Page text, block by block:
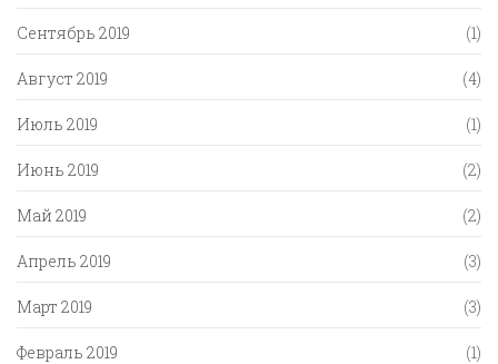
Сентябрь 2019 (1)
Август 2019 (4)
Июль 2019 (1)
Июнь 2019 (2)
Май 2019 (2)
Апрель 2019 (3)
Март 2019 (3)
Февраль 2019 (1)